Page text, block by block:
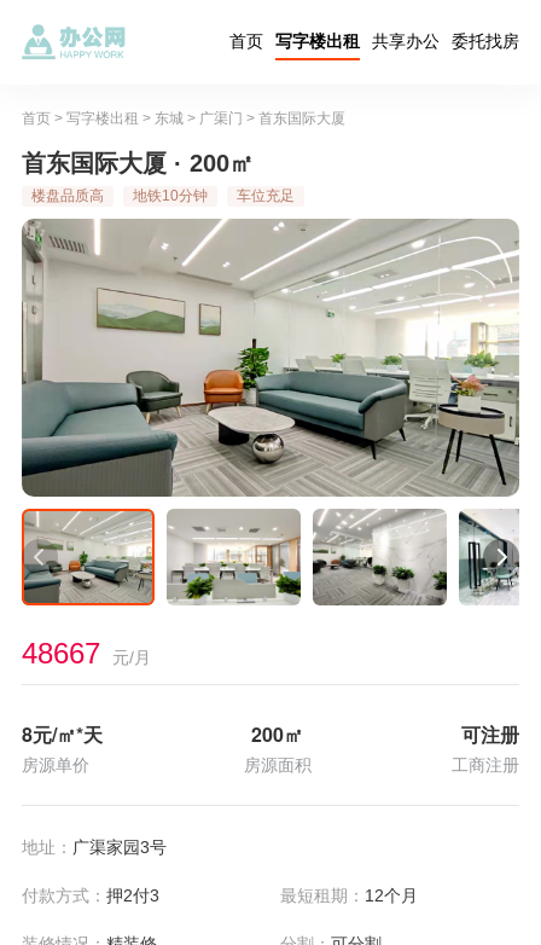
首页 写字楼出租 共享办公 委托找房
首页> 写字楼出租 > 东城> 广渠门 > 首东国际大厦
首东国际大厦 · 200㎡
楼盘品质高 地铁10分钟 车位充足
48667 元/月
8元/㎡*天
房源单价
200㎡
房源面积
可注册
工商注册
地址： 广渠家园3号
付款方式： 押2付3 最短租期： 12个月